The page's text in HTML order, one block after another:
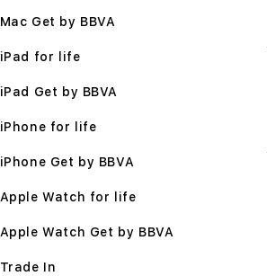
Mac Get by BBVA
iPad for life
iPad Get by BBVA
iPhone for life
iPhone Get by BBVA
Apple Watch for life
Apple Watch Get by BBVA
Trade In